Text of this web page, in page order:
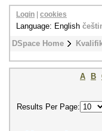
DSpace Home
Login cookies
Language: English
A B
Results Per Page: